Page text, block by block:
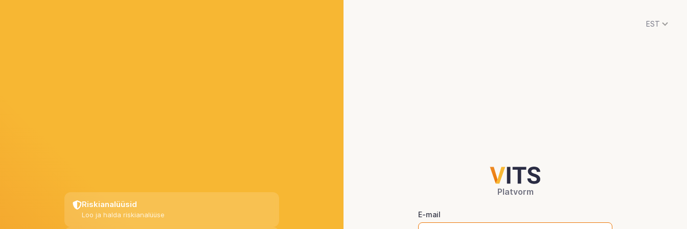
EST
Riskianalüüsid
Loo ja halda riskianalüüse
Platvorm
E-mail